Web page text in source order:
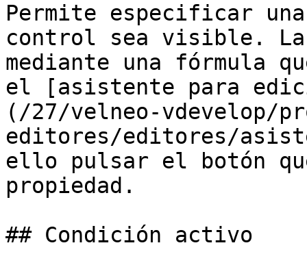
Permite especificar
control sea visible. La
mediante una fórmula
el [asistente para
(/27/velneo-vdevelop/
editores/editores/
ello pulsar el botón
propiedad.
## Condición activo